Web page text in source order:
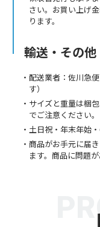
さい。お買い上げ
ります。
輸送・その他
配送業者：佐川急
す）
サイズと重量は梱
でご注意ください。
土日祝・年末年始
商品がお手元に届
ます。商品に問題